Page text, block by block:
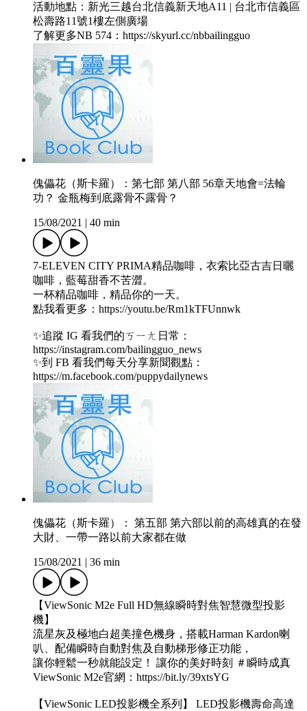
活動地點：新光三越台北信義新天地A11 | 台北市信義區
松壽路11號1樓左側廣場
了解更多NB 574：https://skyurl.cc/nbbailingguo
傀儡花（斯卡羅）：第七部 第八部 56章天地會=法輪
功？ 金瓶梅到底露骨不露骨？
15/08/2021 40 min
7-ELEVEN CITY PRIMA精品咖啡，衣索比亞古吉日曬
咖啡，藍莓甜香不苦澀。
一杯精品咖啡，精品你的一天。
點我看更多：https://youtu.be/Rm1kTFUnnwk
✨追蹤 IG 看我們的ㄎㄧㄤ日常：
https://instagram.com/bailingguo_news
✨到 FB 看我們每天分享新聞觀點：
https://m.facebook.com/puppydailynews
傀儡花（斯卡羅）： 第五部 第六部以前的高雄真的在發
大財、一帶一路以前大家都在做
15/08/2021 36 min
【ViewSonic M2e Full HD無線瞬時對焦智慧微型投影
機】
流星灰及極地白超美撞色機身，搭載Harman Kardon喇
叭、配備瞬時自動對焦及自動梯形修正功能，
讓你輕鬆一秒就能設定！ 讓你的美好時刻 ＃瞬時成真​
ViewSonic M2e官網：https://bit.ly/39xtsYG
【ViewSonic LED投影機全系列】 LED投影機壽命高達